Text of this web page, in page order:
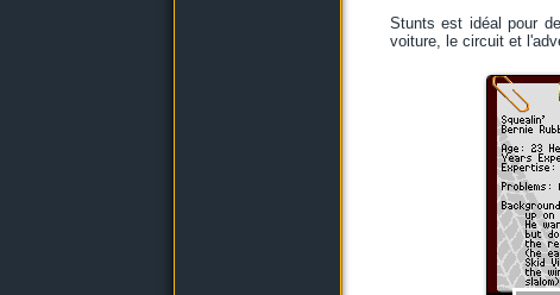
Stunts est idéal pour
voiture, le circuit et